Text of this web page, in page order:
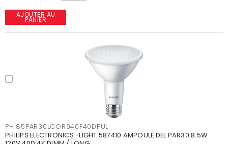
AJOUTER AU
PANIER
PHI85PAR30LCOR940F40DPUL
PHILIPS ELECTRONICS -LIGHT 587410 AMPOULE DEL PAR30 8.5W